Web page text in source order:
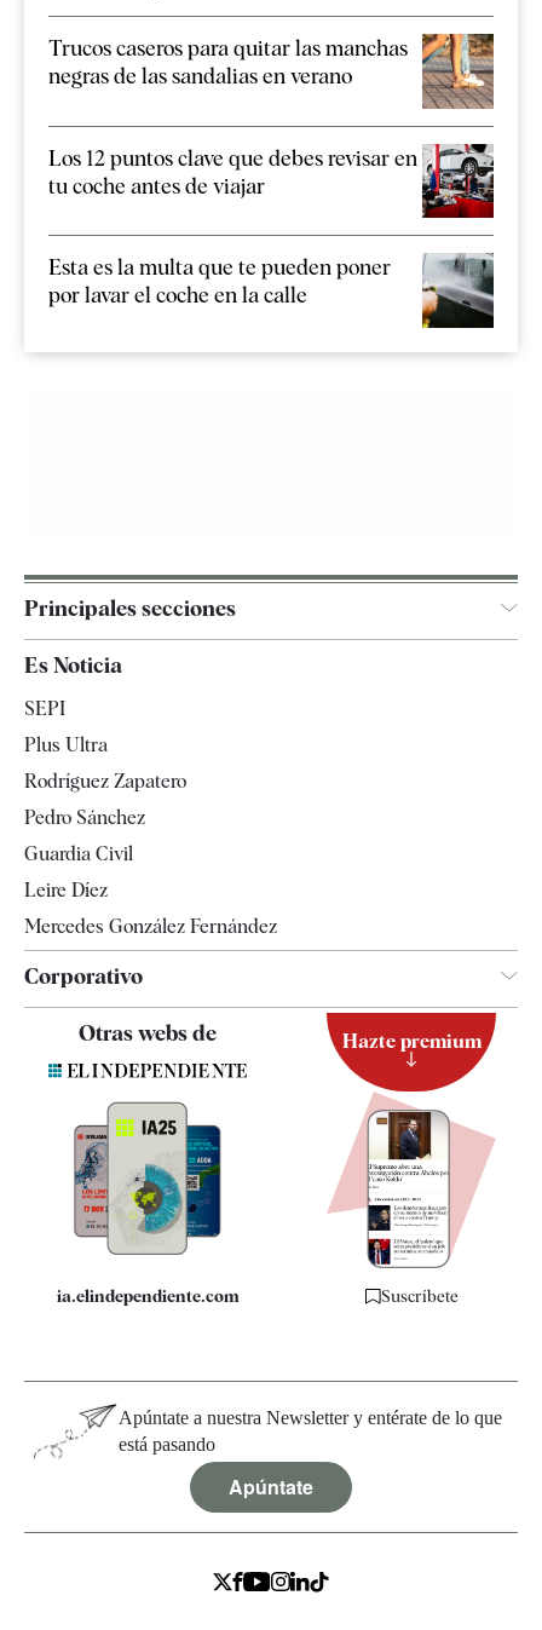
Trucos caseros para quitar las manchas
negras de las sandalias en verano
Los 12 puntos clave que debes revisar en
tu coche antes de viajar
Esta es la multa que te pueden poner
por lavar el coche en la calle
Principales secciones
Televisión
Es Noticia
SEPI
Plus Ultra
Rodríguez Zapatero
Pedro Sánchez
Guardia Civil
Leire Díez
Mercedes González Fernández
Corporativo
Quiénes somos
Especificaciones
Otras webs de
ia.elindependiente.com
Hazte premium
Suscríbete
Apúntate a nuestra Newsletter y entérate de lo que
está pasando
Apúntate